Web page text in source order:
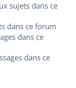
sujets dans ce
dans ce forum
dans ce
dans ce